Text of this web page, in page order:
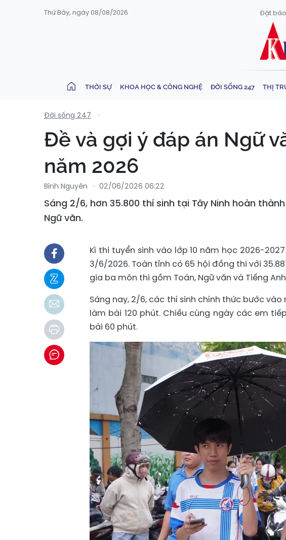
Thứ Bảy, ngày 08/08/2026 Đặt báo
THỜI SỰ KHOA HỌC & CÔNG NGHỆ ĐỜI SỐNG 247 THỊ
Đời sống 247
Đề và gợi ý đáp án Ngữ
năm 2026
Bình Nguyên 02/06/2026 06:22
Sáng 2/6, hơn 35.800 thí sinh tại Tây Ninh hoàn
Ngữ văn.
Kì thi tuyển sinh vào lớp 10 năm học 2026-
3/6/2026. Toàn tỉnh có 65 hội đồng thi với
gia ba môn thi gồm Toán, Ngữ văn và Tiếng
Sáng nay, 2/6, các thí sinh chính thức bước
làm bài 120 phút. Chiều cùng ngày các em
bài 60 phút.